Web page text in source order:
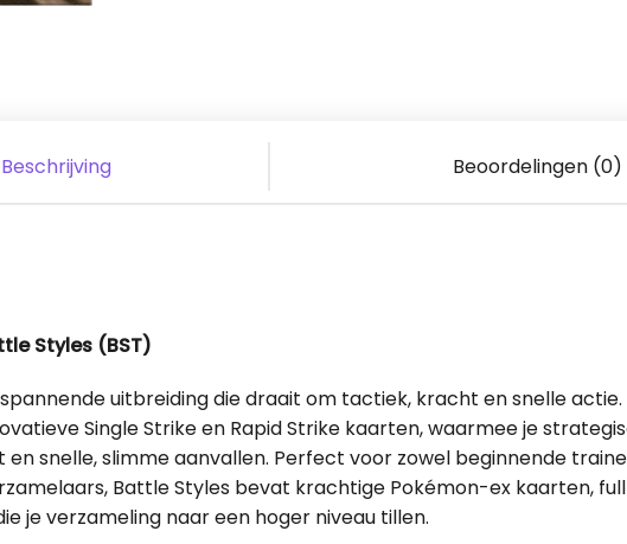
Beschrijving Beoordelingen (0)
Styles (BST)
uitbreiding die draait om tactiek, kracht en snelle actie.
Single Strike en Rapid Strike kaarten, waarmee je
snelle, slimme aanvallen. Perfect voor zowel beginnende
Battle Styles bevat krachtige Pokémon-ex kaarten,
je verzameling naar een hoger niveau tillen.